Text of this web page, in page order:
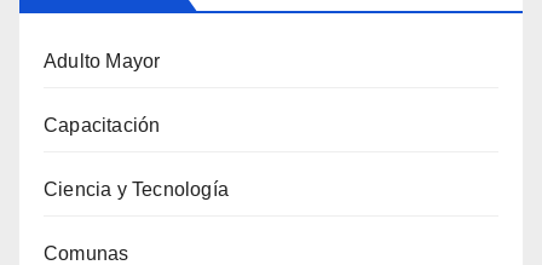
Adulto Mayor
Capacitación
Ciencia y Tecnología
Comunas